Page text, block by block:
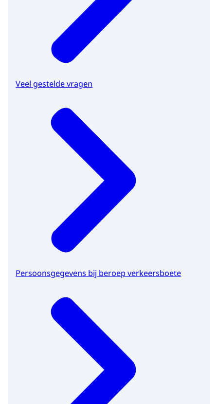
Veel gestelde vragen
Persoonsgegevens bij beroep verkeersboete